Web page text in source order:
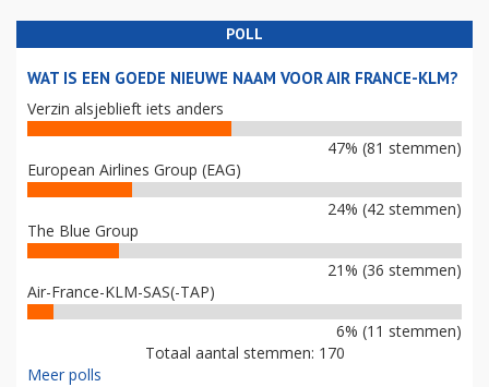
POLL
WAT IS EEN GOEDE NIEUWE NAAM VOOR AIR FRANCE-KLM?
Verzin alsjeblieft iets anders
47% (81 stemmen)
European Airlines Group (EAG)
24% (42 stemmen)
The Blue Group
21% (36 stemmen)
Air-France-KLM-SAS(-TAP)
6% (11 stemmen)
Totaal aantal stemmen: 170
Meer polls